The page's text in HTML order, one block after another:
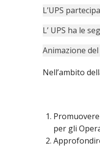
L’UPS
L’ UPS ha le
Animazione
Nell’ambito
per gli